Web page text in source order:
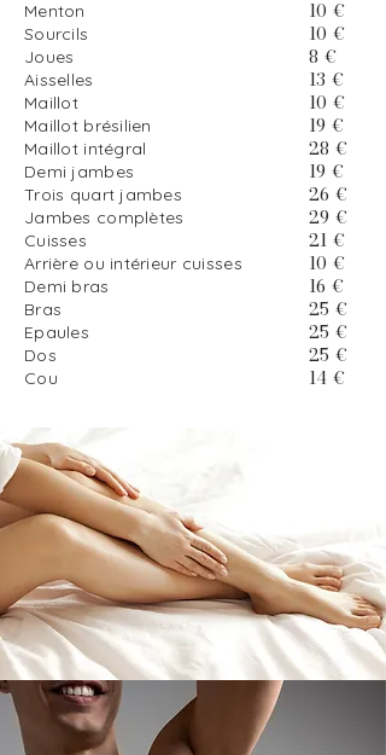
Menton
Sourcils
Joues
Aisselles
Maillot
Maillot brésilien
Maillot intégral
Demi jambes
Trois quart jambes
Jambes complètes
Cuisses
Arrière ou intérieur cuisses
Demi bras
Bras
Epaules
Dos
Cou
10 €
10 €
8 €
13 €
10 €
19 €
28 €
19 €
26 €
29 €
21 €
10 €
16 €
25 €
25 €
25 €
14 €